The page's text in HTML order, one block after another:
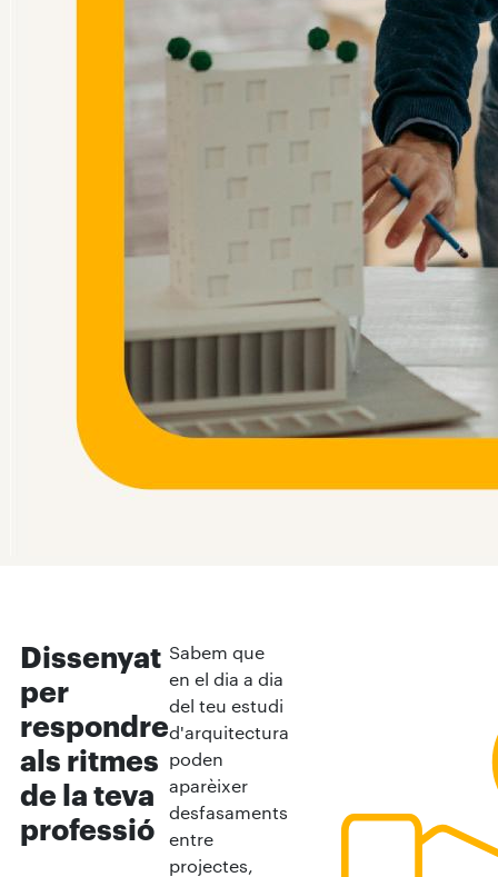
Dissenyat
per
respondre
als ritmes
de la teva
professió
Sabem que
en el dia a dia
del teu estudi
d'arquitectura
poden
aparèixer
desfasaments
entre
projectes,